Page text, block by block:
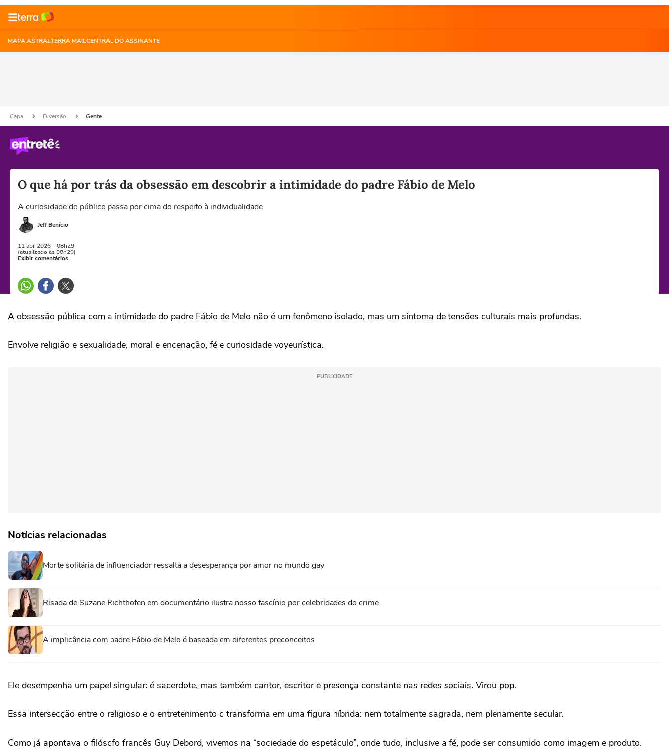
MAPA ASTRALTERRA MAILCENTRAL DO ASSINANTE
Capa Diversão Gente
O que há por trás da obsessão em descobrir a intimidade do padre Fábio de Melo
A curiosidade do público passa por cima do respeito à individualidade
Jeff Benício
11 abr 2026 - 08h29
(atualizado às 08h29)
Exibir comentários
A obsessão pública com a intimidade do padre Fábio de Melo não é um fenômeno isolado, mas um sintoma de tensões culturais mais profundas.
Envolve religião e sexualidade, moral e encenação, fé e curiosidade voyeurística.
PUBLICIDADE
Notícias relacionadas
Morte solitária de influenciador ressalta a desesperança por amor no mundo gay
Risada de Suzane Richthofen em documentário ilustra nosso fascínio por celebridades do crime
A implicância com padre Fábio de Melo é baseada em diferentes preconceitos
Ele desempenha um papel singular: é sacerdote, mas também cantor, escritor e presença constante nas redes sociais. Virou pop.
Essa intersecção entre o religioso e o entretenimento o transforma em uma figura híbrida: nem totalmente sagrada, nem plenamente secular.
Como já apontava o filósofo francês Guy Debord, vivemos na “sociedade do espetáculo”, onde tudo, inclusive a fé, pode ser consumido como imagem e produto.